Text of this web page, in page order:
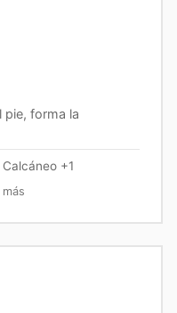
pie, forma la
+1